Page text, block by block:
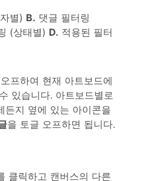
별) B. 댓글 필터링
(상태별) D. 적용된 필터
프하여 현재 아트보드에
있습니다. 아트보드별로
든지 옆에 있는 아이콘을
을 토글 오프하면 됩니다.
클릭하고 캔버스의 다른